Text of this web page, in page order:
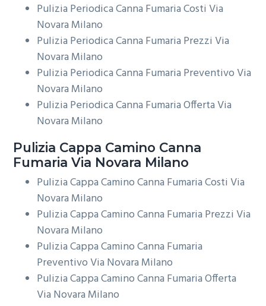
Pulizia Periodica Canna Fumaria Costi Via
Novara Milano
Pulizia Periodica Canna Fumaria Prezzi Via
Novara Milano
Pulizia Periodica Canna Fumaria Preventivo Via
Novara Milano
Pulizia Periodica Canna Fumaria Offerta Via
Novara Milano
Pulizia Cappa Camino Canna
Fumaria Via Novara Milano
Pulizia Cappa Camino Canna Fumaria Costi Via
Novara Milano
Pulizia Cappa Camino Canna Fumaria Prezzi Via
Novara Milano
Pulizia Cappa Camino Canna Fumaria
Preventivo Via Novara Milano
Pulizia Cappa Camino Canna Fumaria Offerta
Via Novara Milano